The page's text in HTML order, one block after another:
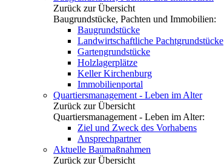
Zurück zur Übersicht
Baugrundstücke, Pachten und Immobilien:
Baugrundstücke
Landwirtschaftliche Pachtgrundstücke
Gartengrundstücke
Holzlagerplätze
Keller Kirchenburg
Immobilienportal
Quartiersmanagement - Leben im Alter
Zurück zur Übersicht
Quartiersmanagement - Leben im Alter:
Ziel und Zweck des Vorhabens
Ansprechpartner
Aktuelle Baumaßnahmen
Zurück zur Übersicht